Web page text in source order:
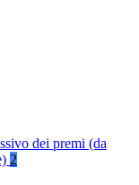
dei premi (da
2